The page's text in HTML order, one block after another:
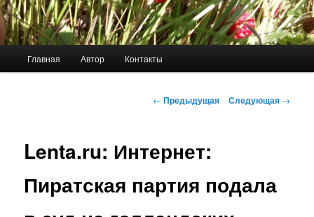
Главная Автор Контакты
Навигация
← Предыдущая Следующая →
Lenta.ru: Интернет:
Пиратская партия подала